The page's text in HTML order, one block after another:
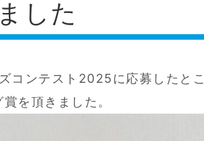
した
コンテスト2025に応募したと
を頂きました。